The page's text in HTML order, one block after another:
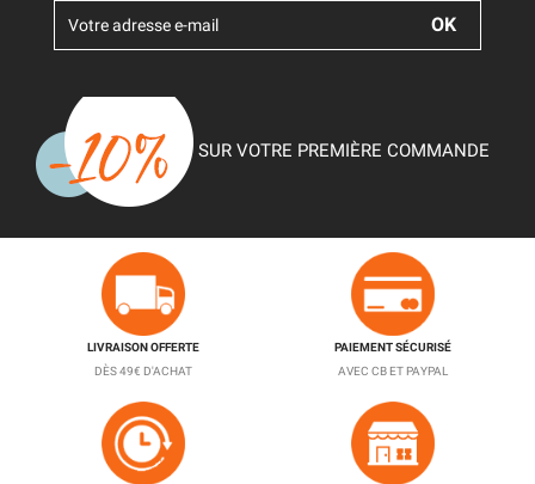
SUR VOTRE PREMIÈRE COMMANDE
LIVRAISON OFFERTE
DÈS 49€ D'ACHAT
PAIEMENT SÉCURISÉ
AVEC CB ET PAYPAL